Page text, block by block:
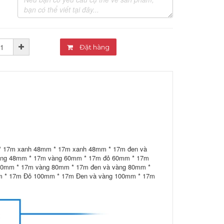
Đặt hàng
xanh 48mm * 17m xanh 48mm * 17m đen và
48mm * 17m vàng 60mm * 17m đỏ 60mm * 17m
* 17m vàng 80mm * 17m đen và vàng 80mm *
* 17m Đỏ 100mm * 17m Đen và vàng 100mm * 17m